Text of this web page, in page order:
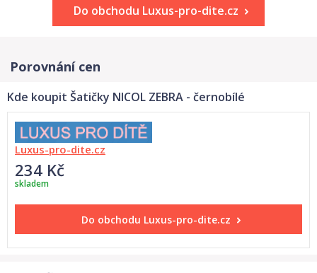
Do obchodu Luxus-pro-dite.cz
Porovnání cen
Kde koupit Šatičky NICOL ZEBRA - černobílé
Luxus-pro-dite.cz
234 Kč
skladem
Do obchodu Luxus-pro-dite.cz